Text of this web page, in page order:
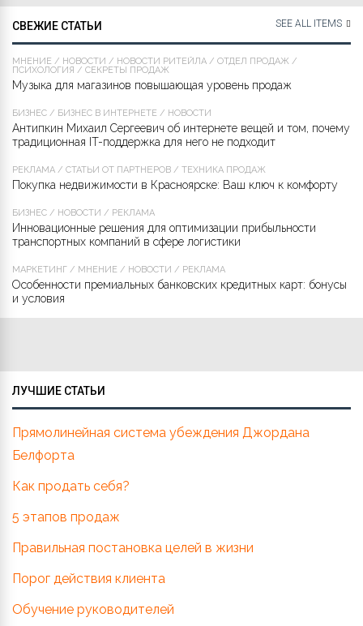
СВЕЖИЕ СТАТЬИ SEE ALL ITEMS
МНЕНИЕ / НОВОСТИ / НОВОСТИ РИТЕЙЛА / ОТДЕЛ ПРОДАЖ /
ПСИХОЛОГИЯ / СЕКРЕТЫ ПРОДАЖ
Музыка для магазинов повышающая уровень продаж
БИЗНЕС / БИЗНЕС В ИНТЕРНЕТЕ / НОВОСТИ
Антипкин Михаил Сергеевич об интернете вещей и том, почему
традиционная IT-поддержка для него не подходит
РЕКЛАМА / СТАТЬИ ОТ ПАРТНЁРОВ / ТЕХНИКА ПРОДАЖ
Покупка недвижимости в Красноярске: Ваш ключ к комфорту
БИЗНЕС / НОВОСТИ / РЕКЛАМА
Инновационные решения для оптимизации прибыльности
транспортных компаний в сфере логистики
МАРКЕТИНГ / МНЕНИЕ / НОВОСТИ / РЕКЛАМА
Особенности премиальных банковских кредитных карт: бонусы
и условия
ЛУЧШИЕ СТАТЬИ
Прямолинейная система убеждения Джордана
Белфорта
Как продать себя?
5 этапов продаж
Правильная постановка целей в жизни
Порог действия клиента
Обучение руководителей